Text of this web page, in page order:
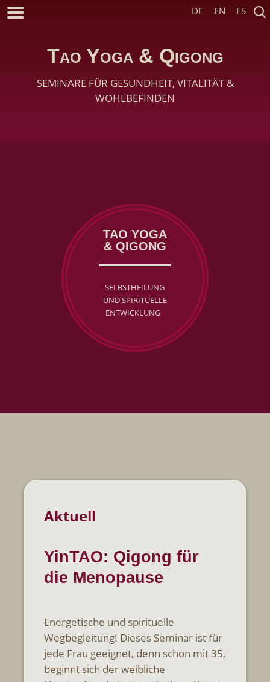
Tao Yoga & Qigong
SEMINARE FÜR GESUNDHEIT, VITALITÄT &
WOHLBEFINDEN
DE EN ES
TAO YOGA
& QIGONG
SELBSTHEILUNG
UND SPIRITUELLE
ENTWICKLUNG
Aktuell
YinTAO: Qigong für
die Menopause
Energetische und spirituelle
Wegbegleitung! Dieses Seminar ist für
jede Frau geeignet, denn schon mit 35,
beginnt sich der weibliche